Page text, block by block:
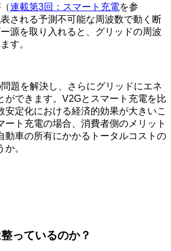
連載第3回：スマート充電を参
される予測不可能な周波数で動く断
源を取り入れると、グリッドの周波
す。
題を解決し、さらにグリッドにエネ
ができます。V2Gとスマート充電を比
安定化における経済的効果が大きいこ
ート充電の場合、消費者側のメリット
動車の所有にかかるトータルコストの
。
っているのか？